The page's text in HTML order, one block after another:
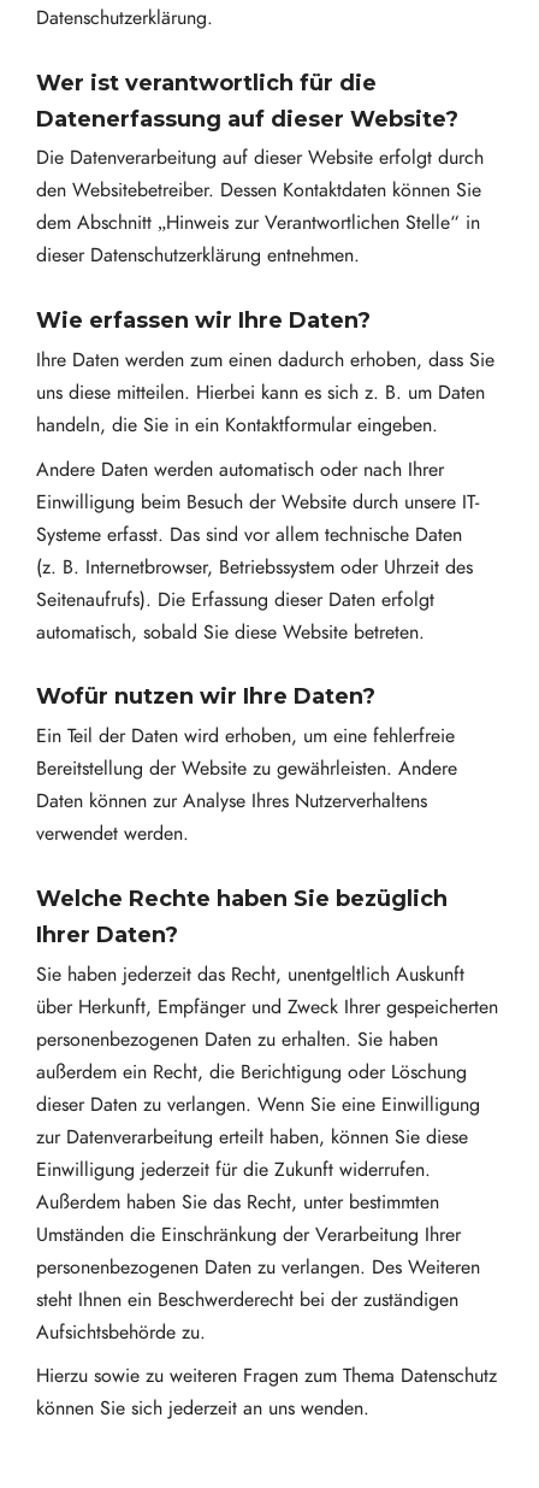
Datenschutzerklärung.
Wer ist verantwortlich für die
Datenerfassung auf dieser Website?
Die Datenverarbeitung auf dieser Website erfolgt durch
den Websitebetreiber. Dessen Kontaktdaten können Sie
dem Abschnitt „Hinweis zur Verantwortlichen Stelle“ in
dieser Datenschutzerklärung entnehmen.
Wie erfassen wir Ihre Daten?
Ihre Daten werden zum einen dadurch erhoben, dass Sie
uns diese mitteilen. Hierbei kann es sich z. B. um Daten
handeln, die Sie in ein Kontaktformular eingeben.
Andere Daten werden automatisch oder nach Ihrer
Einwilligung beim Besuch der Website durch unsere IT-
Systeme erfasst. Das sind vor allem technische Daten
(z. B. Internetbrowser, Betriebssystem oder Uhrzeit des
Seitenaufrufs). Die Erfassung dieser Daten erfolgt
automatisch, sobald Sie diese Website betreten.
Wofür nutzen wir Ihre Daten?
Ein Teil der Daten wird erhoben, um eine fehlerfreie
Bereitstellung der Website zu gewährleisten. Andere
Daten können zur Analyse Ihres Nutzerverhaltens
verwendet werden.
Welche Rechte haben Sie bezüglich
Ihrer Daten?
Sie haben jederzeit das Recht, unentgeltlich Auskunft
über Herkunft, Empfänger und Zweck Ihrer gespeicherten
personenbezogenen Daten zu erhalten. Sie haben
außerdem ein Recht, die Berichtigung oder Löschung
dieser Daten zu verlangen. Wenn Sie eine Einwilligung
zur Datenverarbeitung erteilt haben, können Sie diese
Einwilligung jederzeit für die Zukunft widerrufen.
Außerdem haben Sie das Recht, unter bestimmten
Umständen die Einschränkung der Verarbeitung Ihrer
personenbezogenen Daten zu verlangen. Des Weiteren
steht Ihnen ein Beschwerderecht bei der zuständigen
Aufsichtsbehörde zu.
Hierzu sowie zu weiteren Fragen zum Thema Datenschutz
können Sie sich jederzeit an uns wenden.